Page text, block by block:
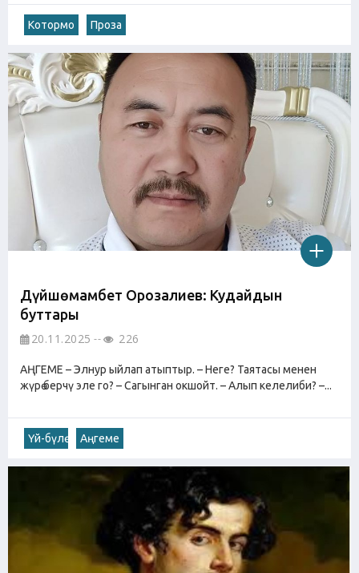
Котормо Проза
Дүйшөмамбет Орозалиев: Кудайдын
буттары
20.11.2025 226
АҢГЕМЕ – Элнур ыйлап атыптыр. – Неге? Таятасы менен
жүрө берчү эле го? – Сагынган окшойт. – Алып келелиби? –...
Үй-бүлө Аңгеме